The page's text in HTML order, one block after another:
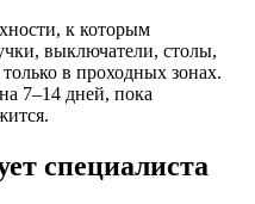
к которым
выключатели, столы,
в проходных зонах.
7–14 дней, пока
специалиста